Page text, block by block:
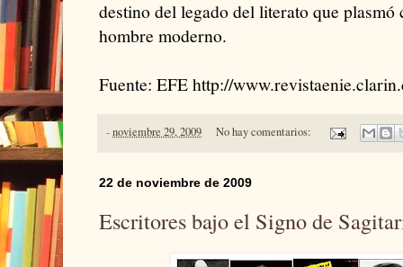
destino del legado del literato que plasmó
hombre moderno.
Fuente: EFE http://
-noviembre 29, 2009 No hay comentarios:
22 de noviembre de 2009
Escritores bajo el Signo de